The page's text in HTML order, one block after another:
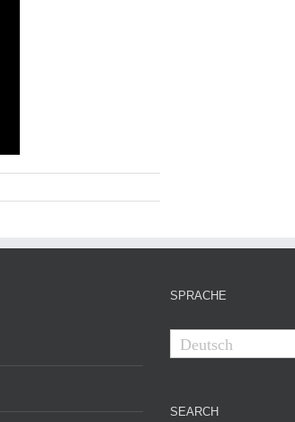
SPRACHE
Deutsch
SEARCH